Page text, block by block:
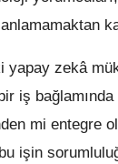
yapay zekâ
iş
mi entegre
işin